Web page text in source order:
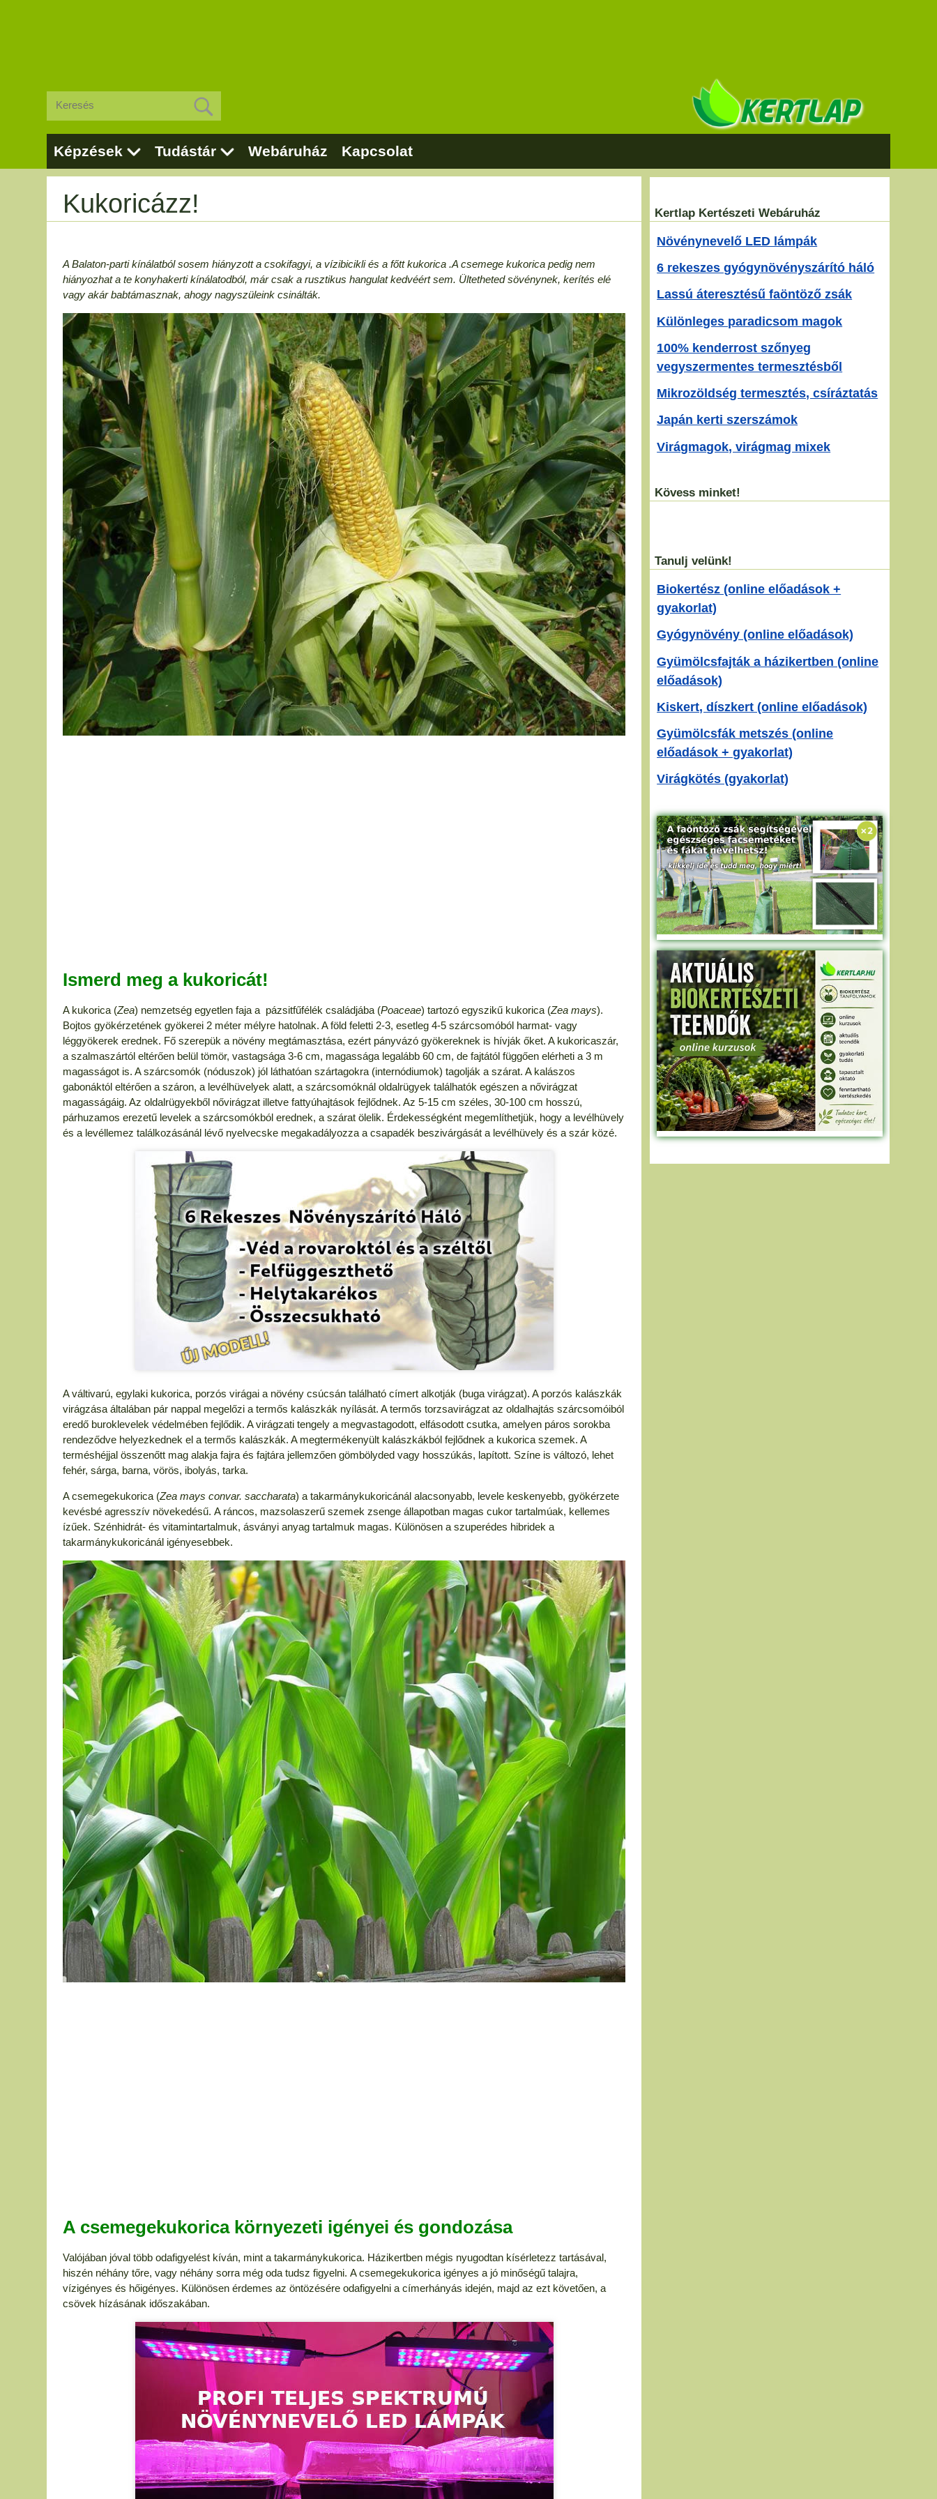
Képzések Tudástár Webáruház Kapcsolat
Kukoricázz!
A Balaton-parti kínálatból sosem hiányzott a csokifagyi, a vízibicikli és a főtt kukorica .A csemege kukorica pedig nem
hiányozhat a te konyhakerti kínálatodból, már csak a rusztikus hangulat kedvéért sem. Ültetheted sövénynek, kerítés elé
vagy akár babtámasznak, ahogy nagyszüleink csinálták.
Ismerd meg a kukoricát!
A kukorica (Zea) nemzetség egyetlen faja a pázsitfűfélék családjába (Poaceae) tartozó egyszikű kukorica (Zea mays).
Bojtos gyökérzetének gyökerei 2 méter mélyre hatolnak. A föld feletti 2-3, esetleg 4-5 szárcsomóból harmat- vagy
léggyökerek erednek. Fő szerepük a növény megtámasztása, ezért pányvázó gyökereknek is hívják őket. A kukoricaszár,
a szalmaszártól eltérően belül tömör, vastagsága 3-6 cm, magassága legalább 60 cm, de fajtától függően elérheti a 3 m
magasságot is. A szárcsomók (nóduszok) jól láthatóan szártagokra (internódiumok) tagolják a szárat. A kalászos
gabonáktól eltérően a száron, a levélhüvelyek alatt, a szárcsomóknál oldalrügyek találhatók egészen a nővirágzat
magasságáig. Az oldalrügyekből nővirágzat illetve fattyúhajtások fejlődnek. Az 5-15 cm széles, 30-100 cm hosszú,
párhuzamos erezetű levelek a szárcsomókból erednek, a szárat ölelik. Érdekességként megemlíthetjük, hogy a levélhüvely
és a levéllemez találkozásánál lévő nyelvecske megakadályozza a csapadék beszivárgását a levélhüvely és a szár közé.
A váltivarú, egylaki kukorica, porzós virágai a növény csúcsán található címert alkotják (buga virágzat). A porzós kalászkák
virágzása általában pár nappal megelőzi a termős kalászkák nyílását. A termős torzsavirágzat az oldalhajtás szárcsomóiból
eredő buroklevelek védelmében fejlődik. A virágzati tengely a megvastagodott, elfásodott csutka, amelyen páros sorokba
rendeződve helyezkednek el a termős kalászkák. A megtermékenyült kalászkákból fejlődnek a kukorica szemek. A
terméshéjjal összenőtt mag alakja fajra és fajtára jellemzően gömbölyded vagy hosszúkás, lapított. Színe is változó, lehet
fehér, sárga, barna, vörös, ibolyás, tarka.
A csemegekukorica (Zea mays convar. saccharata) a takarmánykukoricánál alacsonyabb, levele keskenyebb, gyökérzete
kevésbé agresszív növekedésű. A ráncos, mazsolaszerű szemek zsenge állapotban magas cukor tartalmúak, kellemes
ízűek. Szénhidrát- és vitamintartalmuk, ásványi anyag tartalmuk magas. Különösen a szuperédes hibridek a
takarmánykukoricánál igényesebbek.
A csemegekukorica környezeti igényei és gondozása
Valójában jóval több odafigyelést kíván, mint a takarmánykukorica. Házikertben mégis nyugodtan kísérletezz tartásával,
hiszén néhány tőre, vagy néhány sorra még oda tudsz figyelni. A csemegekukorica igényes a jó minőségű talajra,
vízigényes és hőigényes. Különösen érdemes az öntözésére odafigyelni a címerhányás idején, majd az ezt követően, a
csövek hízásának időszakában.
Kertlap Kertészeti Webáruház
Növénynevelő LED lámpák
6 rekeszes gyógynövényszárító háló
Lassú áteresztésű faöntöző zsák
Különleges paradicsom magok
100% kenderrost szőnyeg
vegyszermentes termesztésből
Mikrozöldség termesztés, csíráztatás
Japán kerti szerszámok
Virágmagok, virágmag mixek
Kövess minket!
Tanulj velünk!
Biokertész (online előadások +
gyakorlat)
Gyógynövény (online előadások)
Gyümölcsfajták a házikertben (online
előadások)
Kiskert, díszkert (online előadások)
Gyümölcsfák metszés (online
előadások + gyakorlat)
Virágkötés (gyakorlat)